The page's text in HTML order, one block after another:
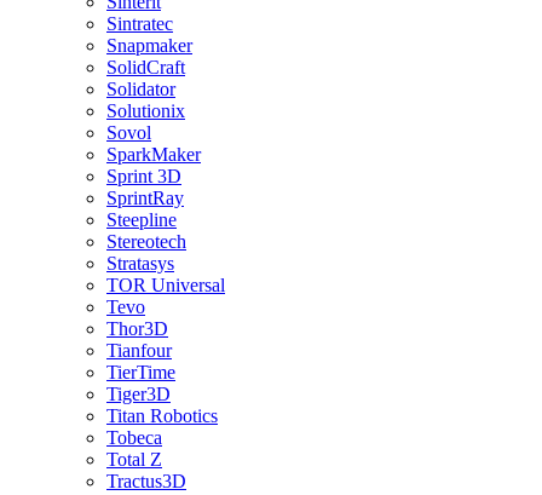
Sintratec
Snapmaker
SolidCraft
Solidator
Solutionix
Sovol
SparkMaker
Sprint 3D
SprintRay
Steepline
Stereotech
Stratasys
TOR Universal
Tevo
Thor3D
Tianfour
TierTime
Tiger3D
Titan Robotics
Tobeca
Total Z
Tractus3D